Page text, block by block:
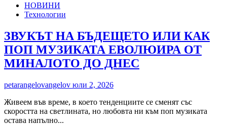
взривява
Пловдив!
Италианският
секссимвол
идва
невиждано
в
„Колодрума“
НОВИНИ
Технологии
ЗВУКЪТ НА БЪДЕЩЕТО ИЛИ КАК
ПОП МУЗИКАТА ЕВОЛЮИРА ОТ
МИНАЛОТО ДО ДНЕС
petarangelovangelov юли 2, 2026
Живеем във време, в което тенденциите се сменят със
скоростта на светлината, но любовта ни към поп музиката
остава напълно...